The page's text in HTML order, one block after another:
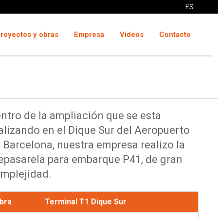
ES
y obras Empresa Vídeos Contacto
de la ampliación que se esta
en el Dique Sur del Aeropuerto
Barcelona, nuestra empresa realizo la
para embarque P41, de gran
Terminal T1 Dique Sur